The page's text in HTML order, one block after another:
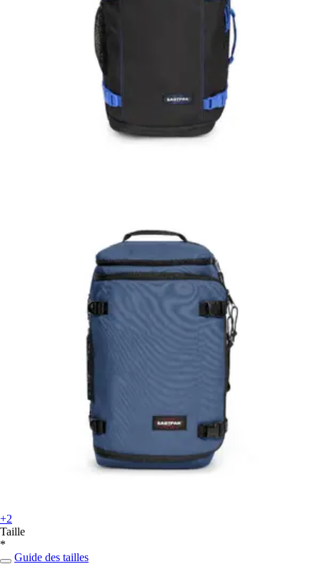
+2
Taille
*
Guide des tailles